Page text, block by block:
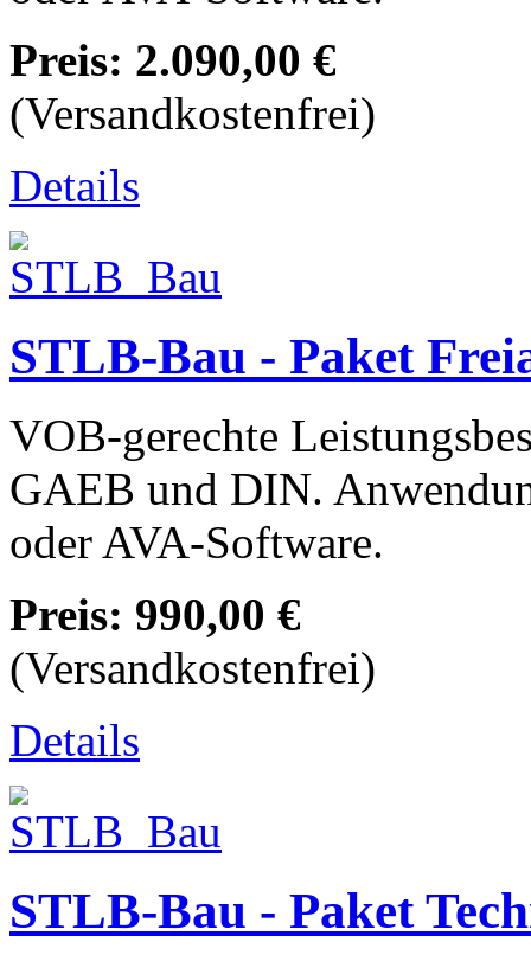
Preis: 2.090,00 €
(Versandkostenfrei)
Details
STLB-Bau - Paket
VOB-gerechte
GAEB und DIN.
oder AVA-Software.
Preis: 990,00 €
(Versandkostenfrei)
Details
STLB-Bau - Paket